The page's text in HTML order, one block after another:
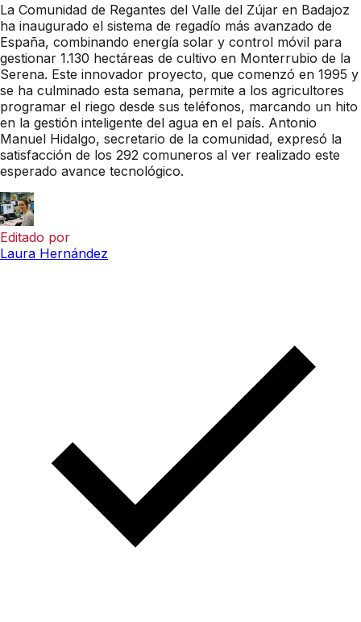
La Comunidad de Regantes del Valle del Zújar en Badajoz
ha inaugurado el sistema de regadío más avanzado de
España, combinando energía solar y control móvil para
gestionar 1.130 hectáreas de cultivo en Monterrubio de la
Serena. Este innovador proyecto, que comenzó en 1995 y
se ha culminado esta semana, permite a los agricultores
programar el riego desde sus teléfonos, marcando un hito
en la gestión inteligente del agua en el país. Antonio
Manuel Hidalgo, secretario de la comunidad, expresó la
satisfacción de los 292 comuneros al ver realizado este
esperado avance tecnológico.
Editado por
Laura Hernández